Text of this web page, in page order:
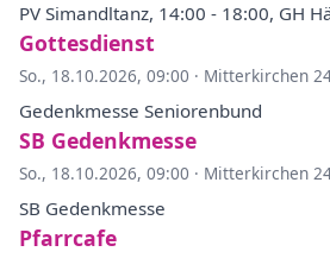
PV Simandltanz, 14:00 - 18:00, GH
Gottesdienst
So., 18.10.2026, 09:00 · Mitterkirchen
Gedenkmesse Seniorenbund
SB Gedenkmesse
So., 18.10.2026, 09:00 · Mitterkirchen
SB Gedenkmesse
Pfarrcafe